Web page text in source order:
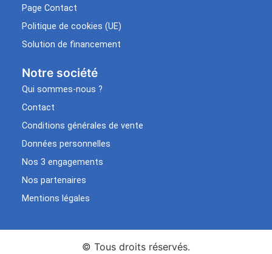
Page Contact
Politique de cookies (UE)
Solution de financement
Notre société
Qui sommes-nous ?
Contact
Conditions générales de vente
Données personnelles
Nos 3 engagements
Nos partenaires
Mentions légales
© Tous droits réservés.